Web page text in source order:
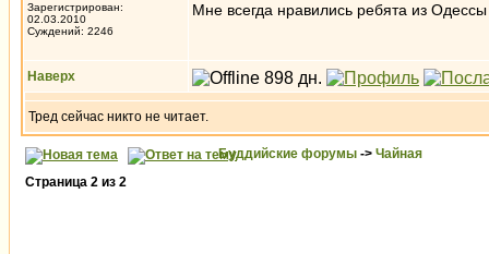
Зарегистрирован:
02.03.2010
Суждений: 2246
Мне всегда нравились ребята из
Наверх
Тред сейчас никто не читает.
Буддийские форумы -> Чайная
Страница 2 из 2